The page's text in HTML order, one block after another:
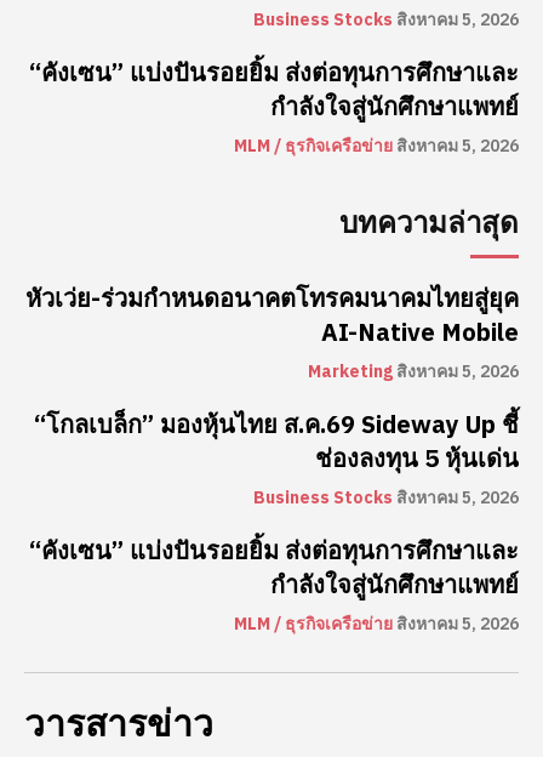
Business Stocks สิงหาคม 5, 2026
“คังเซน” แบ่งปันรอยยิ้ม ส่งต่อทุนการศึกษาและ
กำลังใจสู่นักศึกษาแพทย์
MLM / ธุรกิจเครือข่ายสิงหาคม 5, 2026
บทความล่าสุด
หัวเว่ย-ร่วมกำหนดอนาคตโทรคมนาคมไทยสู่ยุค
AI-Native Mobile
Marketingสิงหาคม 5, 2026
“โกลเบล็ก” มองหุ้นไทย ส.ค.69 Sideway Up ชี้
ช่องลงทุน 5 หุ้นเด่น
Business Stocks สิงหาคม 5, 2026
“คังเซน” แบ่งปันรอยยิ้ม ส่งต่อทุนการศึกษาและ
กำลังใจสู่นักศึกษาแพทย์
MLM / ธุรกิจเครือข่ายสิงหาคม 5, 2026
วารสารข่าว